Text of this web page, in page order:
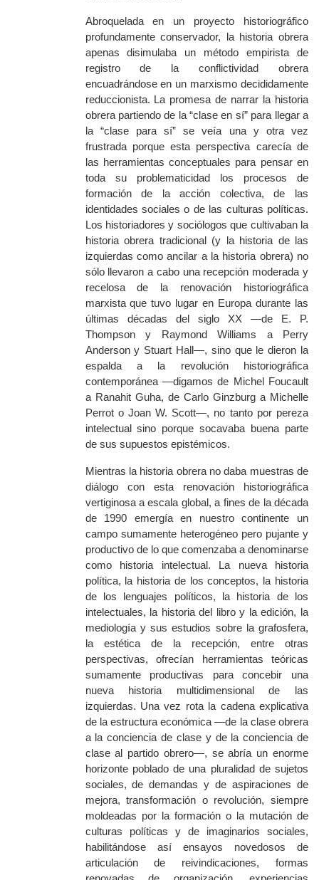
Abroquelada en un proyecto historiográfico
profundamente conservador, la historia obrera
apenas disimulaba un método empirista de
registro de la conflictividad obrera
encuadrándose en un marxismo decididamente
reduccionista. La promesa de narrar la historia
obrera partiendo de la “clase en sí” para llegar a
la “clase para sí” se veía una y otra vez
frustrada porque esta perspectiva carecía de
las herramientas conceptuales para pensar en
toda su problematicidad los procesos de
formación de la acción colectiva, de las
identidades sociales o de las culturas políticas.
Los historiadores y sociólogos que cultivaban la
historia obrera tradicional (y la historia de las
izquierdas como ancilar a la historia obrera) no
sólo llevaron a cabo una recepción moderada y
recelosa de la renovación historiográfica
marxista que tuvo lugar en Europa durante las
últimas décadas del siglo XX —de E. P.
Thompson y Raymond Williams a Perry
Anderson y Stuart Hall—, sino que le dieron la
espalda a la revolución historiográfica
contemporánea —digamos de Michel Foucault
a Ranahit Guha, de Carlo Ginzburg a Michelle
Perrot o Joan W. Scott—, no tanto por pereza
intelectual sino porque socavaba buena parte
de sus supuestos epistémicos.
Mientras la historia obrera no daba muestras de
diálogo con esta renovación historiográfica
vertiginosa a escala global, a fines de la década
de 1990 emergía en nuestro continente un
campo sumamente heterogéneo pero pujante y
productivo de lo que comenzaba a denominarse
como historia intelectual. La nueva historia
política, la historia de los conceptos, la historia
de los lenguajes políticos, la historia de los
intelectuales, la historia del libro y la edición, la
mediología y sus estudios sobre la grafosfera,
la estética de la recepción, entre otras
perspectivas, ofrecían herramientas teóricas
sumamente productivas para concebir una
nueva historia multidimensional de las
izquierdas. Una vez rota la cadena explicativa
de la estructura económica—de la clase obrera
a la conciencia de clase y de la conciencia de
clase al partido obrero—, se abría un enorme
horizonte poblado de una pluralidad de sujetos
sociales, de demandas y de aspiraciones de
mejora, transformación o revolución, siempre
moldeadas por la formación o la mutación de
culturas políticas y de imaginarios sociales,
habilitándose así ensayos novedosos de
articulación de reivindicaciones, formas